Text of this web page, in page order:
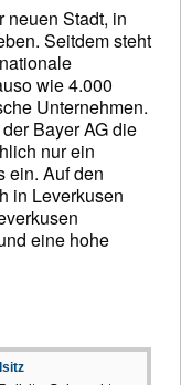
Stadt, in
Seitdem steht
wie 4.000
Unternehmen.
Bayer AG die
nur ein
ein. Auf den
in Leverkusen
eine hohe